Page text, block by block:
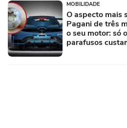
MOBILIDADE
O aspecto mais
Pagani de três
o seu motor: só
parafusos